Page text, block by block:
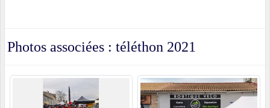
Photos associées : téléthon 2021